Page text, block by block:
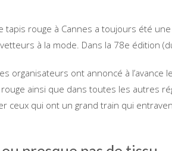
tapis rouge à Cannes a toujours été
à la mode. Dans la 78e édition
organisateurs ont annoncé à
ainsi que dans toutes les autres
ceux qui ont un grand train qui